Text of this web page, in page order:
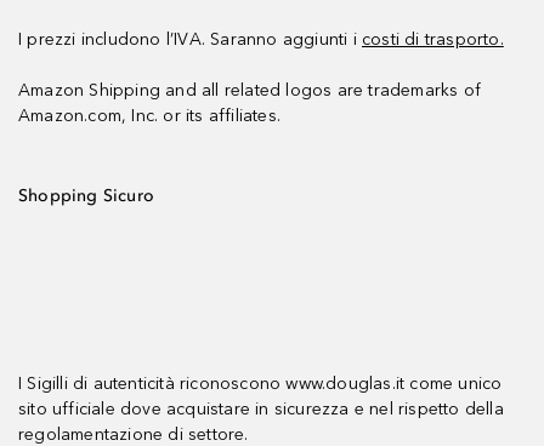
I prezzi includono l’IVA. Saranno aggiunti i costi di trasporto.
Amazon Shipping and all related logos are trademarks of
Amazon.com, Inc. or its affiliates.
Shopping Sicuro
I Sigilli di autenticità riconoscono www.douglas.it come unico
sito ufficiale dove acquistare in sicurezza e nel rispetto della
regolamentazione di settore.